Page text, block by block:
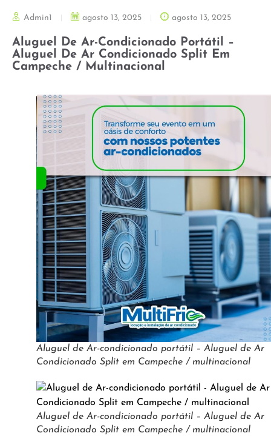
Admin1 agosto 13, 2025 agosto 13, 2025
Aluguel De Ar-Condicionado Portátil –
Aluguel De Ar Condicionado Split Em
Campeche / Multinacional
Aluguel de Ar-condicionado portátil – Aluguel de Ar
Condicionado Split em Campeche / multinacional
Aluguel de Ar-condicionado portátil – Aluguel de Ar
Condicionado Split em Campeche / multinacional